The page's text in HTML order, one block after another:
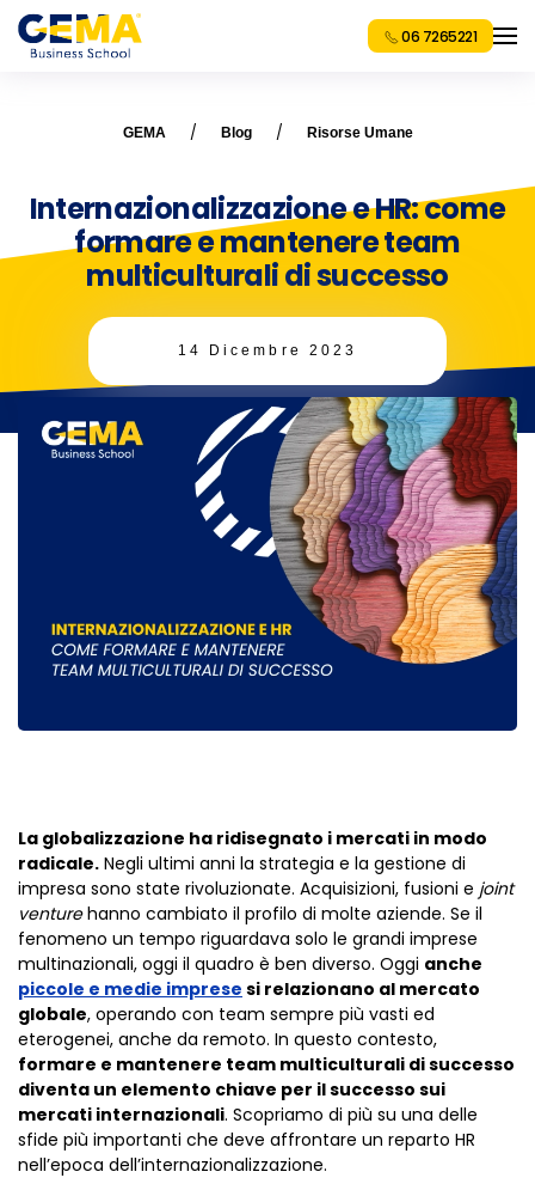
06 7265221
GEMA Blog Risorse Umane
Internazionalizzazione e HR: come
formare e mantenere team
multiculturali di successo
14 Dicembre 2023
La globalizzazione ha ridisegnato i mercati in modo
radicale. Negli ultimi anni la strategia e la gestione di
impresa sono state rivoluzionate. Acquisizioni, fusioni e joint
venturehanno cambiato il profilo di molte aziende. Se il
fenomeno un tempo riguardava solo le grandi imprese
multinazionali, oggi il quadro è ben diverso. Oggi anche
piccole e medie imprese si relazionano al mercato
globale, operando con team sempre più vasti ed
eterogenei, anche da remoto. In questo contesto,
formare e mantenere team multiculturali di successo
diventa un elemento chiave per il successo sui
mercati internazionali. Scopriamo di più su una delle
sfide più importanti che deve affrontare un reparto HR
nell’epoca dell’internazionalizzazione.